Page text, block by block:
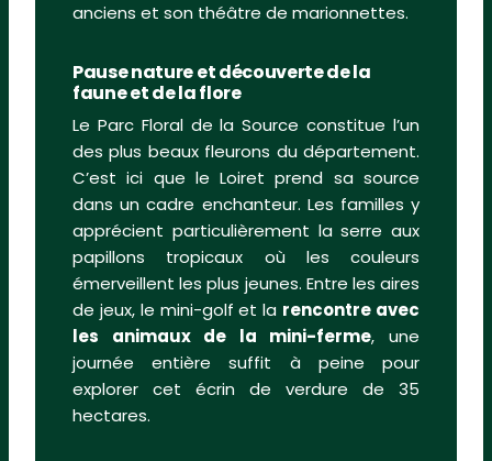
anciens et son théâtre de marionnettes.
Pause nature et découverte de la
faune et de la flore
Le Parc Floral de la Source constitue l’un
des plus beaux fleurons du département.
C’est ici que le Loiret prend sa source
dans un cadre enchanteur. Les familles y
apprécient particulièrement la serre aux
papillons tropicaux où les couleurs
émerveillent les plus jeunes. Entre les aires
de jeux, le mini-golf et la rencontre avec
les animaux de la mini-ferme, une
journée entière suffit à peine pour
explorer cet écrin de verdure de 35
hectares.